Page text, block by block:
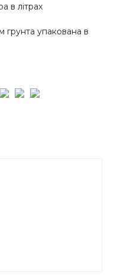
в літрах
грунта упакована в